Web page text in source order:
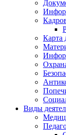
Карта
Виды